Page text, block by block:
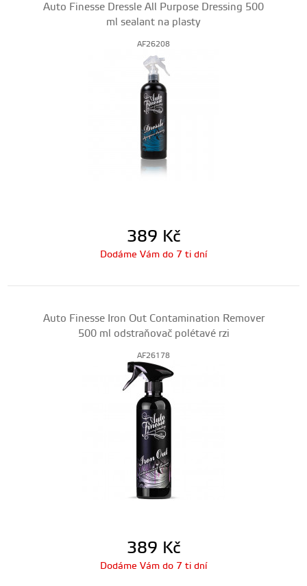
Auto Finesse Dressle All Purpose Dressing 500
ml sealant na plasty
AF26208
389 Kč
Dodáme Vám do 7 ti dní
Auto Finesse Iron Out Contamination Remover
500 ml odstraňovač polétavé rzi
AF26178
389 Kč
Dodáme Vám do 7 ti dní